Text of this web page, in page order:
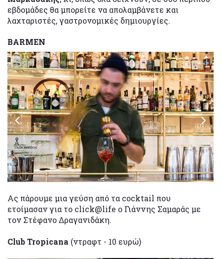
εβδομάδες θα μπορείτε να απολαμβάνετε και
λαχταριστές, γαστρονομικές δημιουργίες.
BARMEN
Ας πάρουμε μια γεύση από τα cocktail που
ετοίμασαν για το click@life ο Γιάννης Σαμαράς με
τον Στέφανο Δραγανιδάκη.
Club Tropicana (ντραφτ - 10 ευρώ)